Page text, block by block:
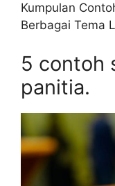
Kumpulan
Berbagai Tema
5 contoh
panitia.